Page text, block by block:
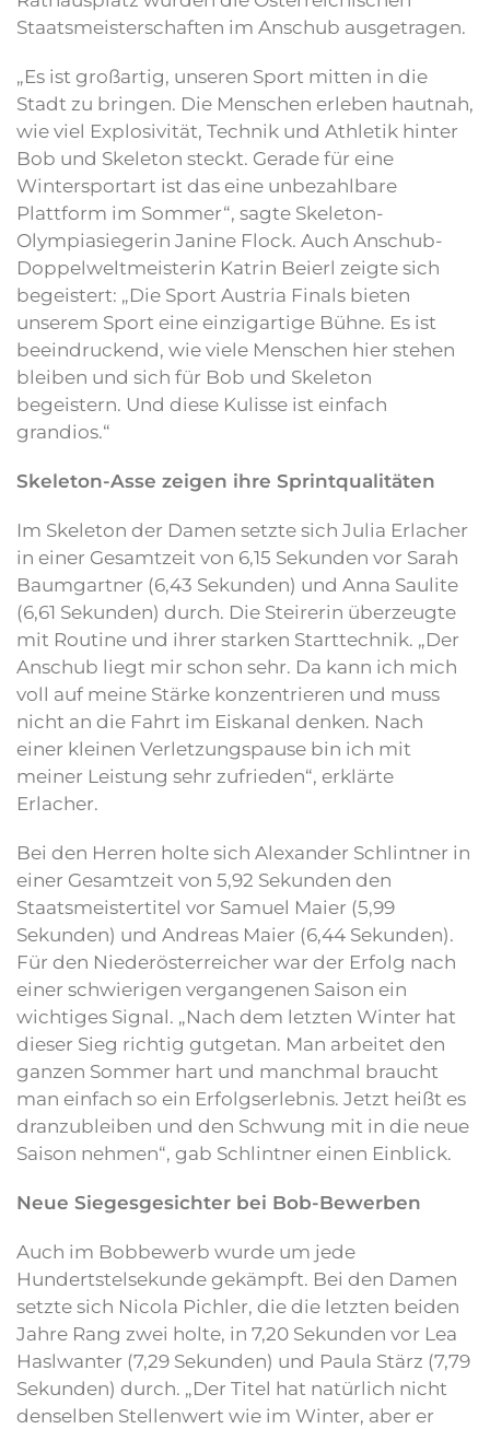
Staatsmeisterschaften im Anschub ausgetragen.
„Es ist großartig, unseren Sport mitten in die
Stadt zu bringen. Die Menschen erleben hautnah,
wie viel Explosivität, Technik und Athletik hinter
Bob und Skeleton steckt. Gerade für eine
Wintersportart ist das eine unbezahlbare
Plattform im Sommer“, sagte Skeleton-
Olympiasiegerin Janine Flock. Auch Anschub-
Doppelweltmeisterin Katrin Beierl zeigte sich
begeistert: „Die Sport Austria Finals bieten
unserem Sport eine einzigartige Bühne. Es ist
beeindruckend, wie viele Menschen hier stehen
bleiben und sich für Bob und Skeleton
begeistern. Und diese Kulisse ist einfach
grandios.“
Skeleton-Asse zeigen ihre Sprintqualitäten
Im Skeleton der Damen setzte sich Julia Erlacher
in einer Gesamtzeit von 6,15 Sekunden vor Sarah
Baumgartner (6,43 Sekunden) und Anna Saulite
(6,61 Sekunden) durch. Die Steirerin überzeugte
mit Routine und ihrer starken Starttechnik. „Der
Anschub liegt mir schon sehr. Da kann ich mich
voll auf meine Stärke konzentrieren und muss
nicht an die Fahrt im Eiskanal denken. Nach
einer kleinen Verletzungspause bin ich mit
meiner Leistung sehr zufrieden“, erklärte
Erlacher.
Bei den Herren holte sich Alexander Schlintner in
einer Gesamtzeit von 5,92 Sekunden den
Staatsmeistertitel vor Samuel Maier (5,99
Sekunden) und Andreas Maier (6,44 Sekunden).
Für den Niederösterreicher war der Erfolg nach
einer schwierigen vergangenen Saison ein
wichtiges Signal. „Nach dem letzten Winter hat
dieser Sieg richtig gutgetan. Man arbeitet den
ganzen Sommer hart und manchmal braucht
man einfach so ein Erfolgserlebnis. Jetzt heißt es
dranzubleiben und den Schwung mit in die neue
Saison nehmen“, gab Schlintner einen Einblick.
Neue Siegesgesichter bei Bob-Bewerben
Auch im Bobbewerb wurde um jede
Hundertstelsekunde gekämpft. Bei den Damen
setzte sich Nicola Pichler, die die letzten beiden
Jahre Rang zwei holte, in 7,20 Sekunden vor Lea
Haslwanter (7,29 Sekunden) und Paula Stärz (7,79
Sekunden) durch. „Der Titel hat natürlich nicht
denselben Stellenwert wie im Winter, aber er